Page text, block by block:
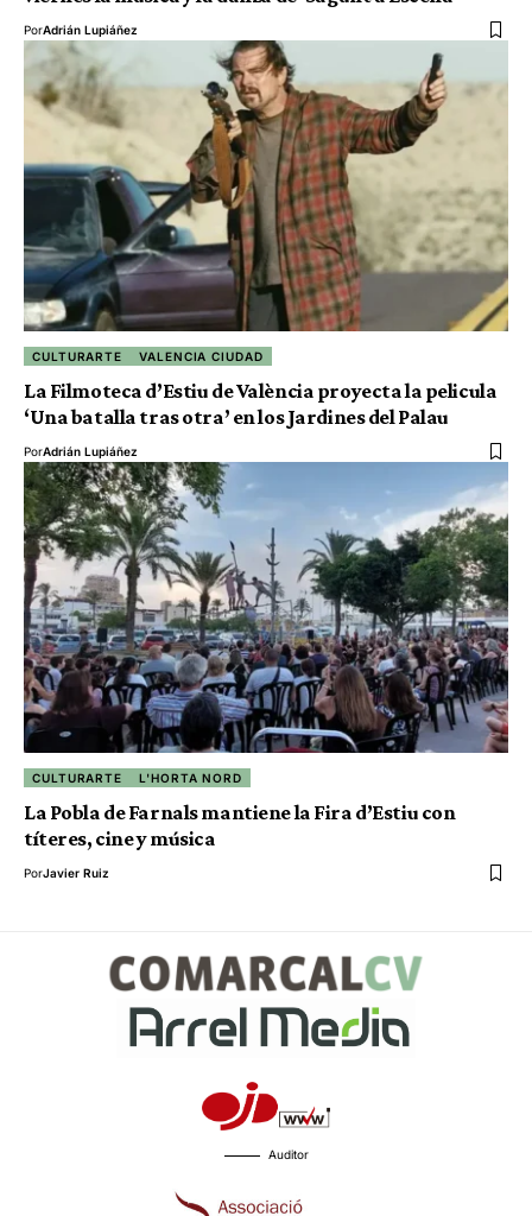
PorAdrián Lupiáñez
CULTURARTE VALENCIA CIUDAD
La Filmoteca d’Estiu de València proyecta la pelicula
‘Una batalla tras otra’ en los Jardines del Palau
PorAdrián Lupiáñez
CULTURARTE L'HORTA NORD
La Pobla de Farnals mantiene la Fira d’Estiu con
títeres, cine y música
PorJavier Ruiz
Auditor